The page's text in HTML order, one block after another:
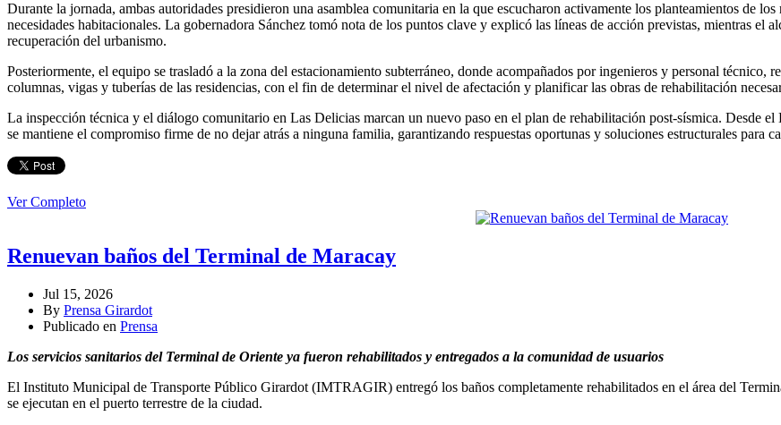
Durante la jornada, ambas autoridades presidieron una asamblea comunitaria en la que escucharon activamente los planteamientos de
necesidades habitacionales. La gobernadora Sánchez tomó nota de los puntos clave y explicó las líneas de acción previstas, mientras
recuperación del urbanismo.
Posteriormente, el equipo se trasladó a la zona del estacionamiento subterráneo, donde acompañados por ingenieros y personal técnico,
columnas, vigas y tuberías de las residencias, con el fin de determinar el nivel de afectación y planificar las obras de rehabilitación
La inspección técnica y el diálogo comunitario en Las Delicias marcan un nuevo paso en el plan de rehabilitación post-sísmica. Desde
se mantiene el compromiso firme de no dejar atrás a ninguna familia, garantizando respuestas oportunas y soluciones estructurales para
Ver Completo
Renuevan baños del Terminal de Maracay
Jul 15, 2026
By Prensa Girardot
Publicado en Prensa
Los servicios sanitarios del Terminal de Oriente ya fueron rehabilitados y entregados a la comunidad de usuarios
El Instituto Municipal de Transporte Público Girardot (IMTRAGIR) entregó los baños completamente rehabilitados en el área del
se ejecutan en el puerto terrestre de la ciudad.